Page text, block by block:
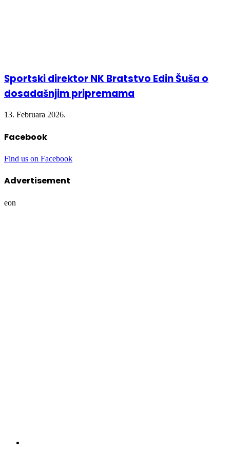
Sportski direktor NK Bratstvo Edin Šuša o
dosadašnjim pripremama
13. Februara 2026.
Facebook
Find us on Facebook
Advertisement
eon